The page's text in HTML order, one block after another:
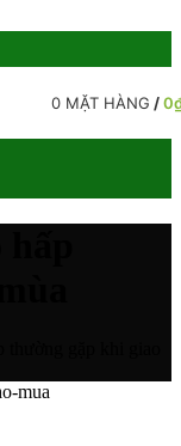
0 MẶT HÀNG /0